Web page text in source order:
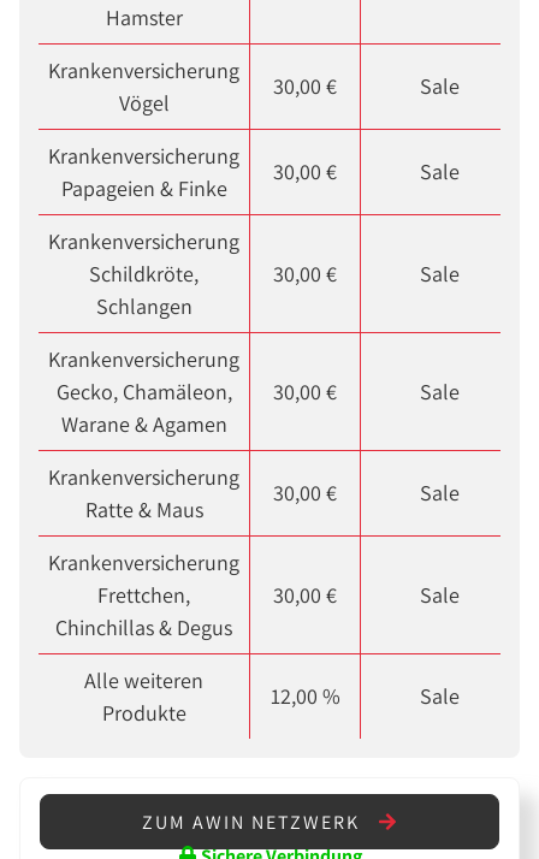
Hamster
Krankenversicherung
Vögel
30,00 € Sale
Krankenversicherung
Papageien & Finke
30,00 € Sale
Krankenversicherung
Schildkröte,
Schlangen
30,00 € Sale
Krankenversicherung
Gecko, Chamäleon,
Warane & Agamen
30,00 € Sale
Krankenversicherung
Ratte & Maus
30,00 € Sale
Krankenversicherung
Frettchen,
Chinchillas & Degus
30,00 € Sale
Alle weiteren
Produkte
12,00 % Sale
ZUM AWIN NETZWERK